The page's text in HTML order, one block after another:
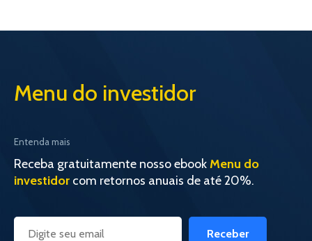
Menu do investidor
Entenda mais
Receba gratuitamente nosso ebookMenu do
investidor com retornos anuais de até 20%.
Receber